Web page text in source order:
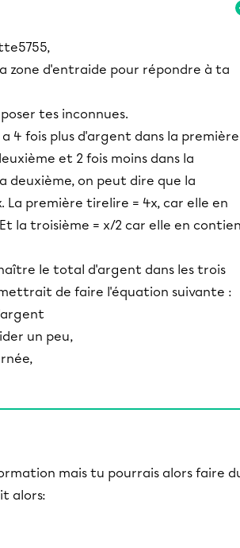
zone d'entraide pour répondre à ta
tes inconnues.
4 fois plus d'argent dans la première
et 2 fois moins dans la
deuxième, on peut dire que la
La première tirelire = 4x, car elle en
la troisième = x/2 car elle en
le total d'argent dans les trois
de faire l'équation suivante :
un peu,
mais tu pourrais alors faire
alors: